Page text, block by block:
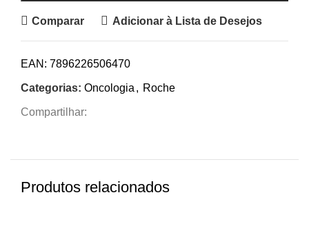
Comparar Adicionar à Lista de Desejos
EAN: 7896226506470
Categorias: Oncologia , Roche
Compartilhar:
Produtos relacionados